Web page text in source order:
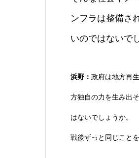
ンフラは整備さ
いのではないで
浜野： 政府は地方再
方独自の力を生み出
はないでしょうか。
戦後ずっと同じこと